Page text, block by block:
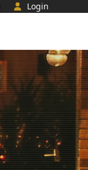
Login